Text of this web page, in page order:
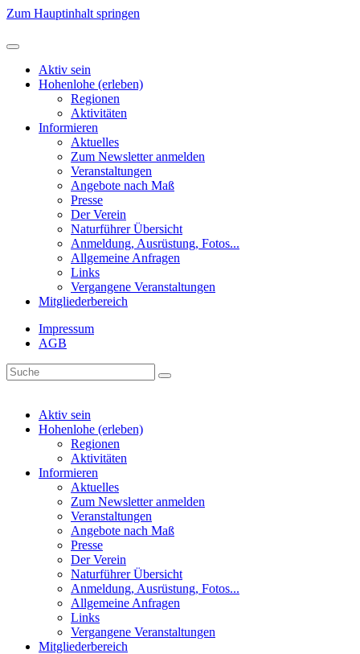
Zum Hauptinhalt springen
Aktiv sein
Hohenlohe (erleben)
Regionen
Aktivitäten
Informieren
Aktuelles
Zum Newsletter anmelden
Veranstaltungen
Angebote nach Maß
Presse
Der Verein
Naturführer Übersicht
Anmeldung, Ausrüstung, Fotos...
Allgemeine Anfragen
Links
Vergangene Veranstaltungen
Mitgliederbereich
Impressum
AGB
Aktiv sein
Hohenlohe (erleben)
Regionen
Aktivitäten
Informieren
Aktuelles
Zum Newsletter anmelden
Veranstaltungen
Angebote nach Maß
Presse
Der Verein
Naturführer Übersicht
Anmeldung, Ausrüstung, Fotos...
Allgemeine Anfragen
Links
Vergangene Veranstaltungen
Mitgliederbereich